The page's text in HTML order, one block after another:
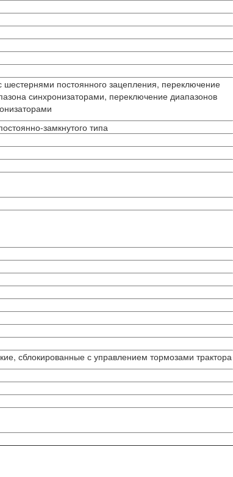
шестернями постоянного зацепления, переключение
синхронизаторами, переключение диапазонов
замкнутого типа
сблокированные с управлением тормозами трактора